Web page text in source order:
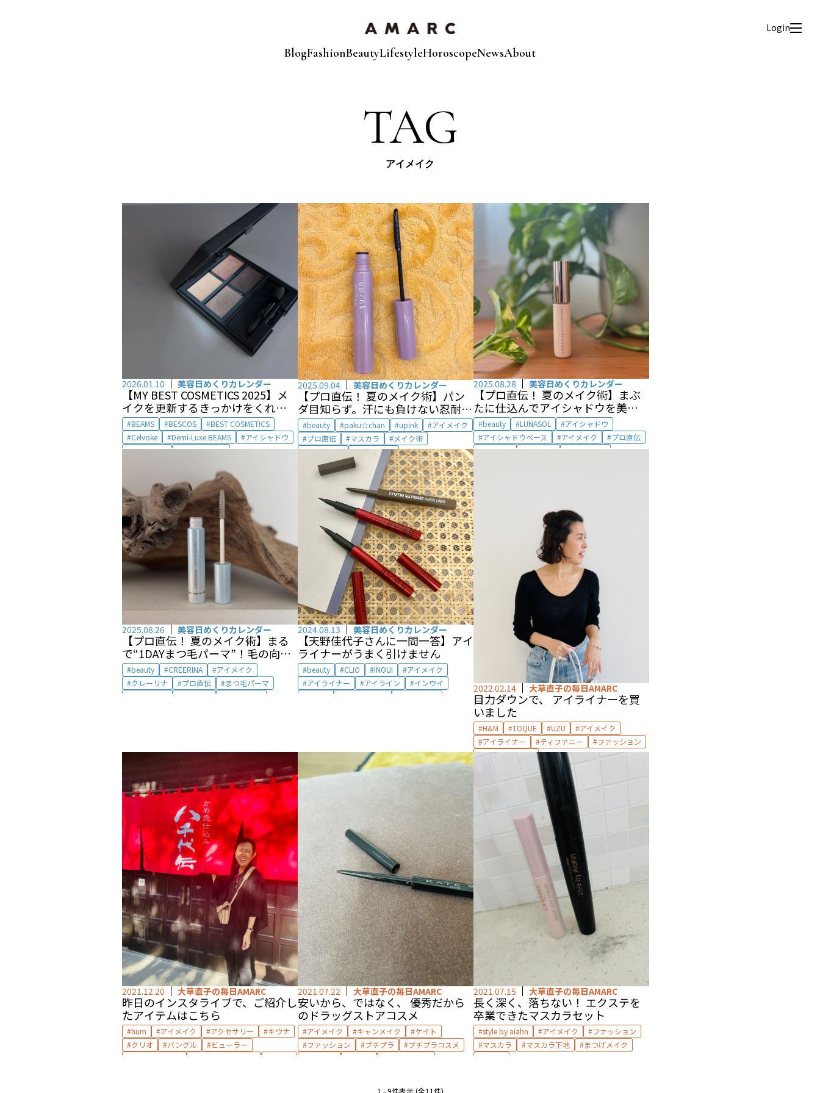
BlogFashionBeautyLifestyleHoroscopeNewsAbout
Login
TAG
アイメイク
2026.01.10 美容日めくりカレンダー
【MY BEST COSMETICS 2025】 メ
イクを更新するきっかけをくれた、
Celvokeのタイムレスパレット by
目黒越子
BEAMS BESCOS
BEST COSMETICS
Celvoke
Demi-Luxe BEAMS
アイシャドウ
アイメイク
セルヴォーク
2025.09.04 美容日めくりカレンダー
【プロ直伝！ 夏のメイク術】 パン
ダ目知らず。 汗にも負けない忍耐
力！by paku☆chan
beauty paku☆chan upink
アイメイク
プロ直伝
マスカラ
メイク術
ユーピンク
夏のメイク
2025.08.28 美容日めくりカレンダー
【プロ直伝！ 夏のメイク術】 まぶ
たに仕込んでアイシャドウを美しく
キープby KIKKU
beauty LUNASOL
アイシャドウ
アイシャドウベース
アイメイク
プロ直伝
メイク術
ルナソル 夏のメイク
2025.08.26 美容日めくりカレンダー
【プロ直伝！ 夏のメイク術】 まる
で“1DAYまつ毛パーマ”！ 毛の向き
を補正しカールを記憶するマスカラ
下地by KIKKU
beauty CREERINA
アイメイク
クレーリナ
プロ直伝
まつ毛パーマ
2024.08.13 美容日めくりカレンダー
【天野佳代子さんに一問一答】アイ
ライナーがうまく引けません
beauty CLIO INOUI
アイメイク
アイライナー
アイライン
インウイ
天野佳代子
2022.02.14 大草直子の毎日AMARC
目力ダウンで、 アイライナーを買
いました
H&M TOQUE UZU
アイメイク
アイライナー
ティファニー
ファッション
ライフスタイル
2021.12.20 大草直子の毎日AMARC
昨日のインスタライブで、ご紹介し
たアイテムはこちら
hum アイメイク アクセサリー
キウナ
クリオ
バングル
ビューラー
リング
2021.07.22 大草直子の毎日AMARC
安いから、ではなく、 優秀だから――
のドラッグストアコスメ
アイメイク キャンメイク
ケイト
ファッション
プチプラ
プチプラコスメ
2021.07.15 大草直子の毎日AMARC
長く深く、落ちない！ エクステを
卒業できたマスカラセット
style by aiahn アイメイク
ファッション
マスカラ
マスカラ下地
まつげメイク